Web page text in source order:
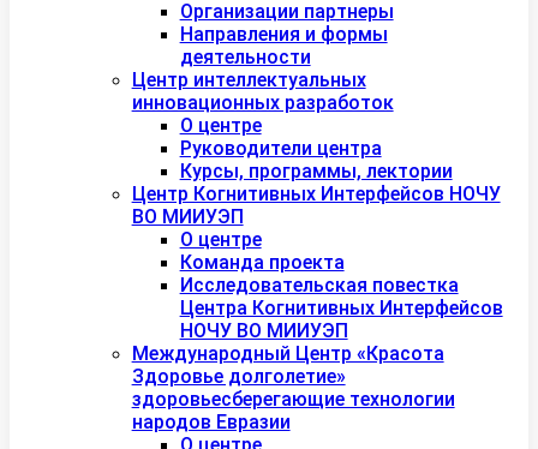
Организации партнеры
Направления и формы
деятельности
Центр интеллектуальных
инновационных разработок
О центре
Руководители центра
Курсы, программы, лектории
Центр Когнитивных Интерфейсов НОЧУ
ВО МИИУЭП
О центре
Команда проекта
Исследовательская повестка
Центра Когнитивных Интерфейсов
НОЧУ ВО МИИУЭП
Международный Центр «Красота
Здоровье долголетие»
здоровьесберегающие технологии
народов Евразии